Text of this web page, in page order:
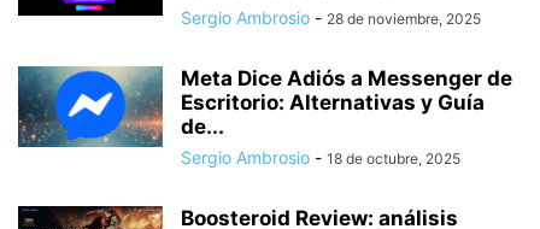
Sergio Ambrosio - 28 de noviembre, 2025
Meta Dice Adiós a Messenger de
Escritorio: Alternativas y Guía
de...
Sergio Ambrosio - 18 de octubre, 2025
Boosteroid Review: análisis